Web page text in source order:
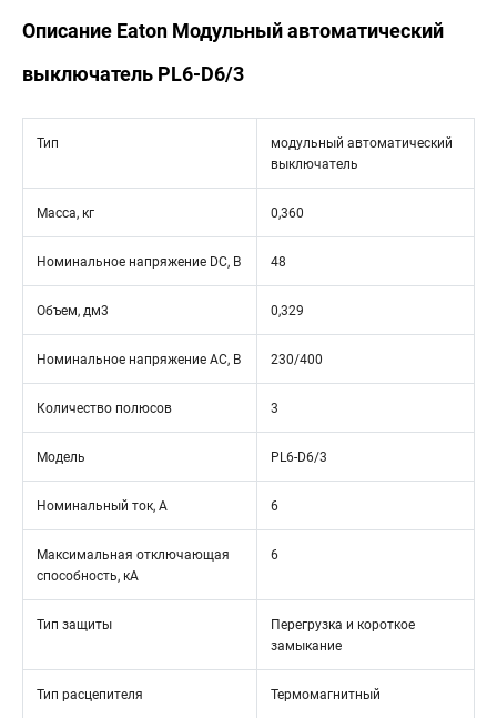
Описание Eaton Модульный автоматический
выключатель PL6-D6/3
Тип
модульный автоматический
выключатель
Масса, кг 0,360
Номинальное напряжение DC, В 48
Объем, дм3 0,329
Номинальное напряжение АС, В 230/400
Количество полюсов 3
Модель PL6-D6/3
Номинальный ток, А 6
Максимальная отключающая
способность, кА
6
Тип защиты
Перегрузка и короткое
замыкание
Тип расцепителя Термомагнитный